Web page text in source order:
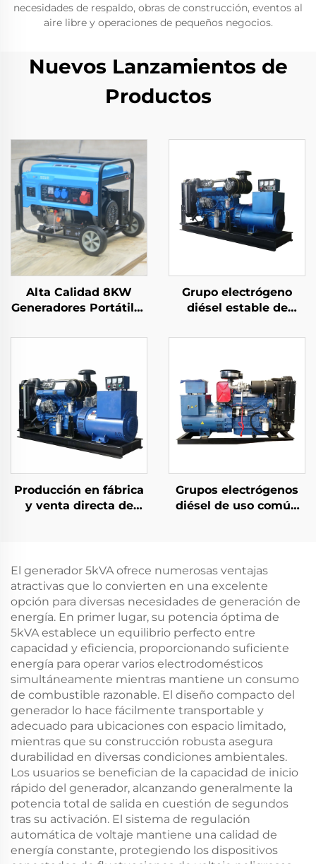
necesidades de respaldo, obras de construcción, eventos al
aire libre y operaciones de pequeños negocios.
Nuevos Lanzamientos de
Productos
Alta Calidad 8KW
Generadores Portátiles
Nominal con Salida de
de Estructura Interna
en Venta
Grupo electrógeno
diésel estable de
exportación para
Producción en fábrica
y venta directa de
Grupos electrógenos
diésel de uso común
El generador 5kVA ofrece numerosas ventajas
atractivas que lo convierten en una excelente
opción para diversas necesidades de generación de
energía. En primer lugar, su potencia óptima de
5kVA establece un equilibrio perfecto entre
capacidad y eficiencia, proporcionando suficiente
energía para operar varios electrodomésticos
simultáneamente mientras mantiene un consumo
de combustible razonable. El diseño compacto del
generador lo hace fácilmente transportable y
adecuado para ubicaciones con espacio limitado,
mientras que su construcción robusta asegura
durabilidad en diversas condiciones ambientales.
Los usuarios se benefician de la capacidad de inicio
rápido del generador, alcanzando generalmente la
potencia total de salida en cuestión de segundos
tras su activación. El sistema de regulación
automática de voltaje mantiene una calidad de
energía constante, protegiendo los dispositivos